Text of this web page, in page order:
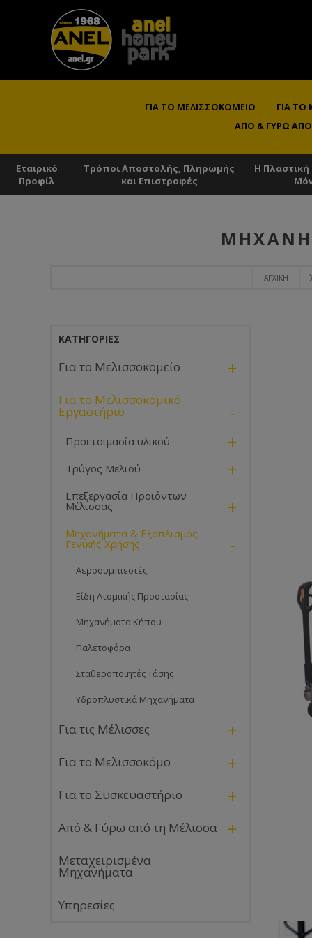
ΓΙΑ ΤΟ ΜΕΛΙΣΣΟΚΟΜΕΊΟ ΓΙΑ ΤΟ
ΑΠΌ & ΓΎΡΩ
Εταιρικό
Προφίλ
Τρόποι Αποστολής, Πληρωμής
και Επιστροφές
Η Πλαστική
ΑΡΧΙΚΉ
ΚΑΤΗΓΟΡΊΕΣ
Για το Μελισσοκομείο +
Για το Μελισσοκομικό
Εργαστήριο -
Προετοιμασία υλικού +
Τρύγος Μελιού +
Επεξεργασία Προιόντων
Μέλισσας +
Μηχανήματα & Εξοπλισμός
Γενικής Χρήσης -
Αεροσυμπιεστές
Είδη Ατομικής Προστασίας
Μηχανήματα Κήπου
Παλετοφόρα
Σταθεροποιητές Τάσης
Υδροπλυστικά Μηχανήματα
Για τις Μέλισσες +
Για το Μελισσοκόμο +
Για το Συσκευαστήριο +
Από & Γύρω από τη Μέλισσα +
Μεταχειρισμένα
Μηχανήματα
Υπηρεσίες